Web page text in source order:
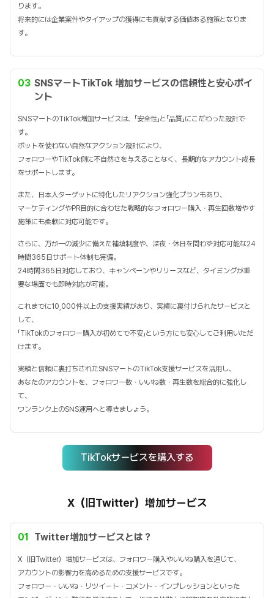
ります。
将来的には企業案件やタイアップの獲得にも貢献する価値ある施策となりま
す。
03 SNSマートTikTok 増加サービスの信頼性と安心ポイ
ント
SNSマートのTikTok増加サービスは、「安全性」と「品質」にこだわった設計で
す。
ボットを使わない自然なアクション設計により、
フォロワーやTikTok側に不自然さを与えることなく、長期的なアカウント成長
をサポートします。
また、日本人ターゲットに特化したリアクション強化プランもあり、
マーケティングやPR目的に合わせた戦略的なフォロワー購入・再生回数増やす
施策にも柔軟に対応可能です。
さらに、万が一の減少に備えた補填制度や、深夜・休日を問わず対応可能な24
時間365日サポート体制も完備。
24時間365日対応しており、キャンペーンやリリースなど、タイミングが重
要な場面でも即時対応が可能。
これまでに10,000件以上の支援実績があり、実績に裏付けられたサービスと
して、
「TikTokのフォロワー購入が初めてで不安」という方にも安心してご利用いただ
けます。
実績と信頼に裏打ちされたSNSマートのTikTok支援サービスを活用し、
あなたのアカウントを、フォロワー数・いいね数・再生数を総合的に強化し
て、
ワンランク上のSNS運用へと導きましょう。
TikTokサービスを購入する
X（旧Twitter）増加サービス
01 Twitter増加サービスとは？
X（旧Twitter）増加サービスは、フォロワー購入やいいね購入を通じて、
アカウントの影響力を高めるための支援サービスです。
フォロワー・いいね・リツイート・コメント・インプレッションといった